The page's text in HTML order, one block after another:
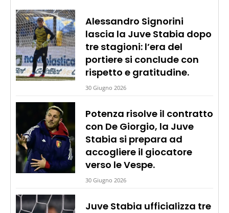
Alessandro Signorini
lascia la Juve Stabia dopo
tre stagioni: l’era del
portiere si conclude con
rispetto e gratitudine.
30 Giugno 2026
Potenza risolve il contratto
con De Giorgio, la Juve
Stabia si prepara ad
accogliere il giocatore
verso le Vespe.
30 Giugno 2026
Juve Stabia ufficializza tre